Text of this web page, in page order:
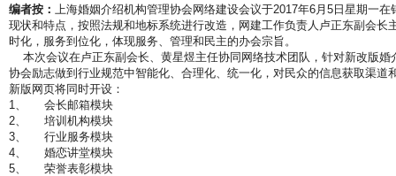
编者按： 上海婚姻介绍机构管理协会网络建设会议于2017年6月5日星期一
现状和特点，按照法规和地标系统进行改造，网建工作负责人卢正东副会
时化，服务到位化，体现服务、管理和民主的办会宗旨。
本次会议在卢正东副会长、黄星煜主任协同网络技术团队，针对新改版
协会励志做到行业规范中智能化、合理化、统一化，对民众的信息获取渠道
新版网页将同时开设：
1、 会长邮箱模块
2、 培训机构模块
3、 行业服务模块
4、 婚恋讲堂模块
5、 荣誉表彰模块